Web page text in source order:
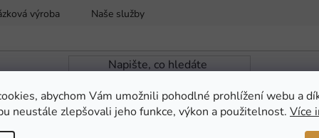
abychom Vám umožnili pohodlné prohlížení webu a
neustále zlepšovali jeho funkce, výkon a použitelnost. Více
výroba Naše služby
AKCE